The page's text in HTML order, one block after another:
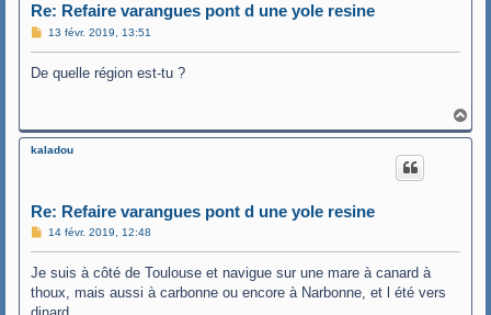
Re: Refaire varangues pont d une yole resine
M
s
13 févr. 2019, 13:51
De quelle région est-tu ?
a
u
kaladou
Re: Refaire varangues pont d une yole resine
M
s
g
e
14 févr. 2019, 12:48
Je suis à côté de Toulouse et navigue sur une mare à canard à
thoux, mais aussi à carbonne ou encore à Narbonne, et l été vers